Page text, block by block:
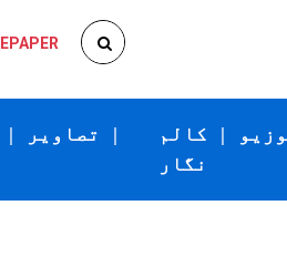
EPAPER
| تصاویر |
کالم
نگار
|